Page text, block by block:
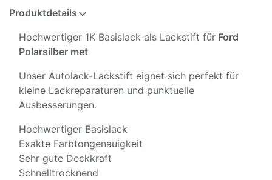
Produktdetails
Hochwertiger 1K Basislack als Lackstift für Ford
Polarsilber met
Unser Autolack-Lackstift eignet sich perfekt für
kleine Lackreparaturen und punktuelle
Ausbesserungen.
Hochwertiger Basislack
Exakte Farbtongenauigkeit
Sehr gute Deckkraft
Schnelltrocknend